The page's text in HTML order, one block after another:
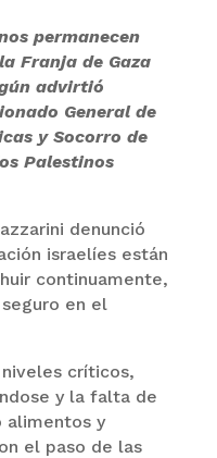
permanecen
Franja de Gaza
advirtió
General de
y Socorro de
Palestinos
denunció
israelíes están
continuamente,
en el
críticos,
y la falta de
alimentos y
el paso de las